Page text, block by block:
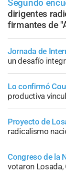
Segundo
dirigentes
firmantes de
Jornada de
un desafío
Lo confirmó
productiva
Proyecto de
radicalismo
Congreso de la
votaron Losada,